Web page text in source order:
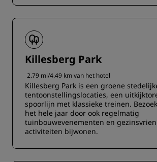
Killesberg Park
2.79 mi/4.49 km van het hotel
Killesberg Park is een groene
tentoonstellingslocaties, een
spoorlijn met klassieke treinen.
het hele jaar door ook regelmatig
tuinbouwevenementen en
activiteiten bijwonen.